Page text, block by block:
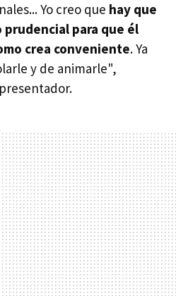
Yo creo que hay que
para que él
crea conveniente. Ya
y de animarle",